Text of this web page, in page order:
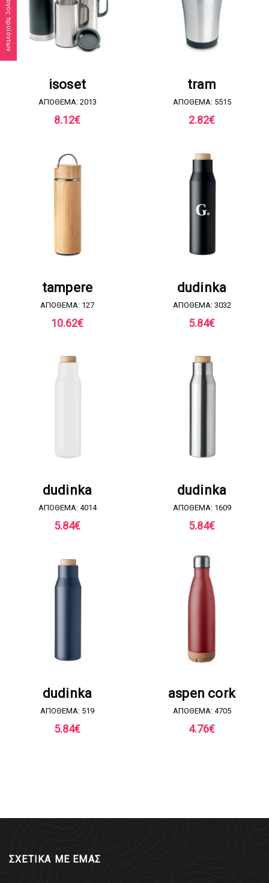
Κατάλογος προϊόντων
isoset
ΑΠΟΘΕΜΑ: 2013
8.12€
tram
ΑΠΟΘΕΜΑ: 5515
2.82€
tampere
ΑΠΟΘΕΜΑ: 127
10.62€
dudinka
ΑΠΟΘΕΜΑ: 3032
5.84€
dudinka
ΑΠΟΘΕΜΑ: 4014
5.84€
dudinka
ΑΠΟΘΕΜΑ: 1609
5.84€
dudinka
ΑΠΟΘΕΜΑ: 519
5.84€
aspen cork
ΑΠΟΘΕΜΑ: 4705
4.76€
ΣΧΕΤΙΚΑ ΜΕ ΕΜΑΣ